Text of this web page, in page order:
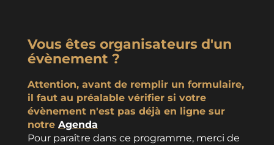
Vous êtes organisateurs d'un
évènement ?
Attention, avant de remplir un formulaire,
il faut au préalable vérifier si votre
évènement n'est pas déjà en ligne sur
notre Agenda
Pour paraître dans ce programme, merci de